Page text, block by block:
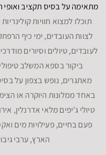
מתאימה על בסיס תקציב ואופי
תוכלו למצוא חוויות
לצוות העובדים, ימי כיף
לעובדים, טיולים וסיורים
ביקור בספא המשלב
מאתגרים, נופש בצפון על
באחד ממלונות היוקרה או
טיולי ג'יפים מלאי אדרנלין,
פעם בחיים, פעילויות מים
הארץ, ערבי